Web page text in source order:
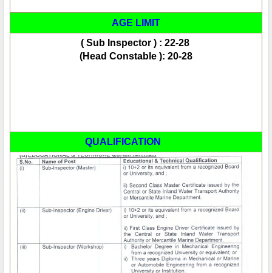
AGE LIMIT
( Sub Inspector ) : 22-28
(Head Constable ): 20-28
QUALIFICATION